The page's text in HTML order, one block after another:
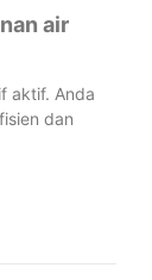
air
aktif. Anda
dan